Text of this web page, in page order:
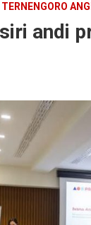
andi